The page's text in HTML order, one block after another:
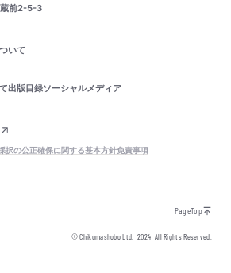
前2-5-3
いて
出版目録ソーシャルメディア
択の公正確保に関する基本方針免責事項
PageTop
© Chikumashobo Ltd.2024 All Rights Reserved.